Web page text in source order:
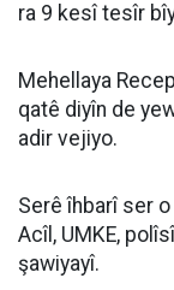
ra 9 kesî tesîr
Mehellaya
qatê diyîn de
adir vejiyo.
Serê îhbarî ser
Acîl, UMKE,
şawiyayî.